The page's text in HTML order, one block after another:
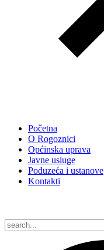
Početna
O Rogoznici
Općinska uprava
Javne usluge
Poduzeća i ustanove
Kontakti